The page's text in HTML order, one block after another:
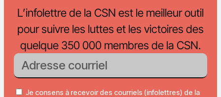
L’infolettre de la CSN est le meilleur outil
pour suivre les luttes et les victoires des
quelque 350 000 membres de la CSN.
Je consens à recevoir des courriels (infolettres) de la